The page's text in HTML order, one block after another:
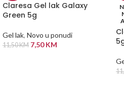
Claresa Gel lak Galaxy
Green 5g
Gel lak, Novo u ponudi
11,50KM 7,50KM